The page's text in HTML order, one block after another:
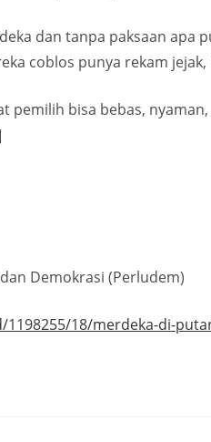
dan tanpa paksaan apa
coblos punya rekam
pemilih bisa bebas,
Demokrasi (Perludem)
18/merdeka-di-